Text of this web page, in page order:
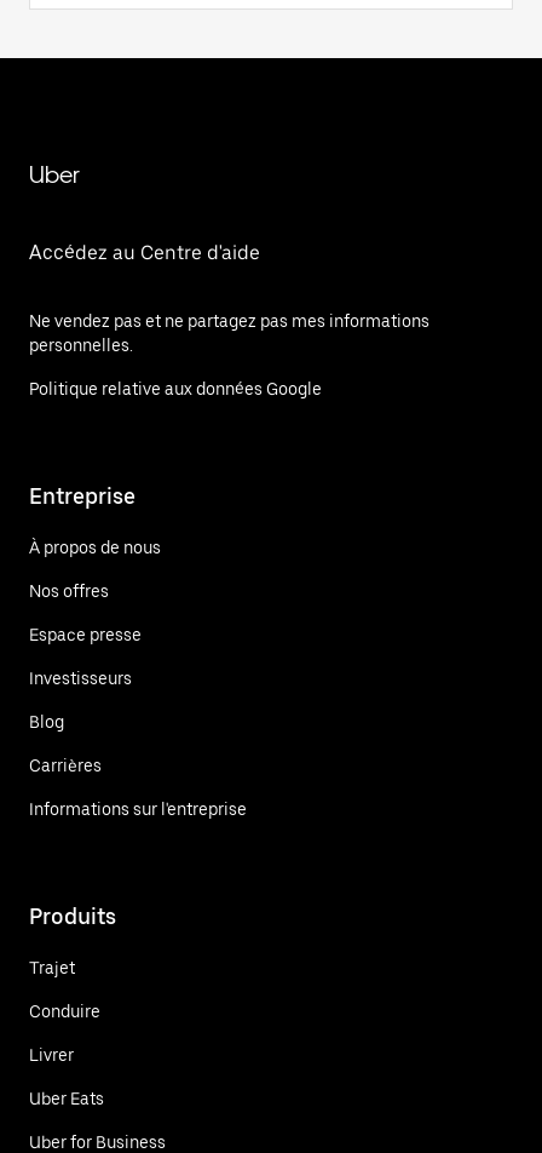
Uber
Accédez au Centre d'aide
Ne vendez pas et ne partagez pas mes informations
personnelles.
Politique relative aux données Google
Entreprise
À propos de nous
Nos offres
Espace presse
Investisseurs
Blog
Carrières
Informations sur l'entreprise
Produits
Trajet
Conduire
Livrer
Uber Eats
Uber for Business